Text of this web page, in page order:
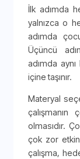
İlk adımda
yalnızca o
adımda
Üçüncü
adımda
içine taşınır.
Materyal
çalışmanın
olmasıdır.
çok zor
çalışma,